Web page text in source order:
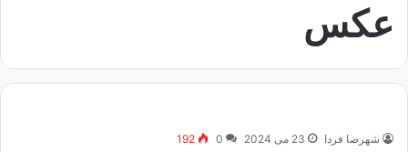
عکس
شهرضا فردا 23 می 2024 0
192